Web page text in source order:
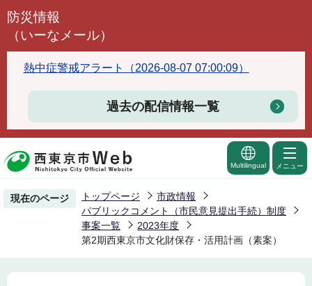
こ
頭
で
防災情報
（いーなメール）
熱中症警戒アラート（2026-08-07 07:00:09）
過去の配信情報一覧
Multilingual メニュー
現在のページ トップページ
市政情報
パブリックコメント（市民意見提出手続）制度
事案一覧
2023年度
第2期西東京市文化財保存・活用計画（素案）